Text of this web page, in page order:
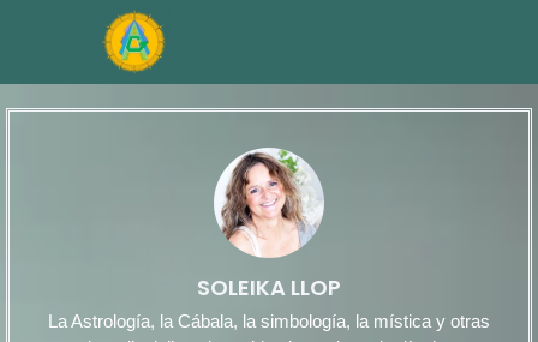
SOLEIKA LLOP
La Astrología, la Cábala, la simbología, la mística y otras